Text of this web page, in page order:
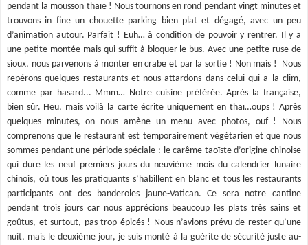
pendant la mousson thaïe ! Nous tournons en rond pendant vingt minutes et
trouvons in fine un chouette parking bien plat et dégagé, avec un peu
d’animation autour. Parfait ! Euh… à condition de pouvoir y rentrer. Il y a
une petite montée mais qui suffit à bloquer le bus. Avec une petite ruse de
sioux, nous parvenons à monter en crabe et par la sortie ! Non mais !
Nous
repérons quelques restaurants et nous attardons dans celui qui a la clim,
comme par hasard... Mmm… Notre cuisine préférée. Après la française,
bien sûr. Heu, mais voilà la carte écrite uniquement en thaï…oups ! Après
quelques minutes, on nous amène un menu avec photos, ouf ! Nous
comprenons que le restaurant est temporairement végétarien et que nous
sommes pendant une période spéciale : le carême taoïste d’origine chinoise
qui dure les neuf premiers jours du neuvième mois du calendrier lunaire
chinois, où tous les pratiquants s’habillent en blanc et tous les restaurants
participants ont des banderoles jaune-Vatican. Ce sera notre cantine
pendant trois jours car nous apprécions beaucoup les plats très sains et
goûtus, et surtout, pas trop épicés ! Nous n’avions prévu de rester qu’une
nuit, mais le deuxième jour, je suis monté à la guérite de sécurité juste au-